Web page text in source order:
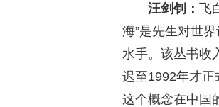
汪剑钊： 飞
海”是先生对世
水手。该丛书收
迟至1992年才正
这个概念在中国